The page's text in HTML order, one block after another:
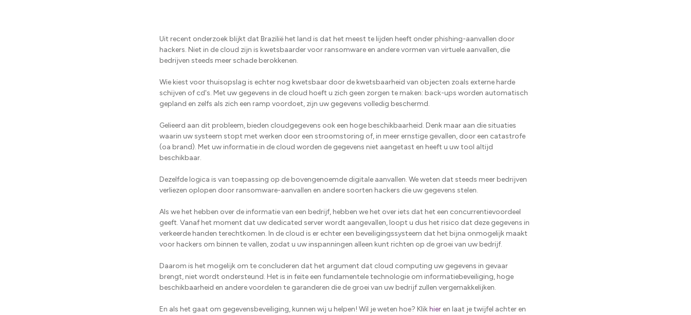
Uit recent onderzoek blijkt dat Brazilië het land is dat het meest te lijden heeft onder phishing-aanvallen door
hackers. Niet in de cloud zijn is kwetsbaarder voor ransomware en andere vormen van virtuele aanvallen, die
bedrijven steeds meer schade berokkenen.
Wie kiest voor thuisopslag is echter nog kwetsbaar door de kwetsbaarheid van objecten zoals externe harde
schijven of cd's. Met uw gegevens in de cloud hoeft u zich geen zorgen te maken: back-ups worden automatisch
gepland en zelfs als zich een ramp voordoet, zijn uw gegevens volledig beschermd.
Gelieerd aan dit probleem, bieden cloudgegevens ook een hoge beschikbaarheid. Denk maar aan die situaties
waarin uw systeem stopt met werken door een stroomstoring of, in meer ernstige gevallen, door een catastrofe
(oa brand). Met uw informatie in de cloud worden de gegevens niet aangetast en heeft u uw tool altijd
beschikbaar.
Dezelfde logica is van toepassing op de bovengenoemde digitale aanvallen. We weten dat steeds meer bedrijven
verliezen oplopen door ransomware-aanvallen en andere soorten hackers die uw gegevens stelen.
Als we het hebben over de informatie van een bedrijf, hebben we het over iets dat het een concurrentievoordeel
geeft. Vanaf het moment dat uw dedicated server wordt aangevallen, loopt u dus het risico dat deze gegevens in
verkeerde handen terechtkomen. In de cloud is er echter een beveiligingssysteem dat het bijna onmogelijk maakt
voor hackers om binnen te vallen, zodat u uw inspanningen alleen kunt richten op de groei van uw bedrijf.
Daarom is het mogelijk om te concluderen dat het argument dat cloud computing uw gegevens in gevaar
brengt, niet wordt ondersteund. Het is in feite een fundamentele technologie om informatiebeveiliging, hoge
beschikbaarheid en andere voordelen te garanderen die de groei van uw bedrijf zullen vergemakkelijken.
En als het gaat om gegevensbeveiliging, kunnen wij u helpen! Wil je weten hoe? Klikhier en laat je twijfel achter en